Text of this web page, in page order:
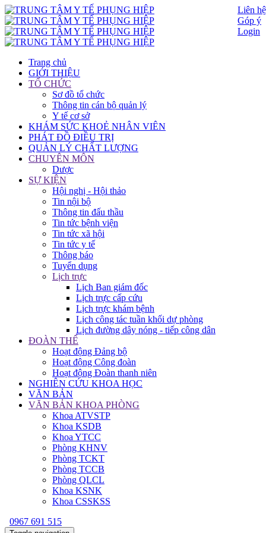
Liên hệ
Góp ý
Login
Trang chủ
GIỚI THIỆU
TỔ CHỨC
Sơ đồ tổ chức
Thông tin cán bộ quản lý
Y tế cơ sở
KHÁM SỨC KHOẺ NHÂN VIÊN
PHÁT ĐỒ ĐIỀU TRỊ
QUẢN LÝ CHẤT LƯỢNG
CHUYÊN MÔN
Dược
SỰ KIỆN
Hội nghị - Hội thảo
Tin nội bộ
Thông tin đấu thầu
Tin tức bệnh viện
Tin tức xã hội
Tin tức y tế
Thông báo
Tuyển dụng
Lịch trực
Lịch Ban giám đốc
Lịch trực cấp cứu
Lịch trực khám bệnh
Lịch công tác tuần khối dự phòng
Lịch đường dây nóng - tiếp công dân
ĐOÀN THỂ
Hoạt động Đảng bộ
Hoạt động Công đoàn
Hoạt động Đoàn thanh niên
NGHIÊN CỨU KHOA HỌC
VĂN BẢN
VĂN BẢN KHOA PHÒNG
Khoa ATVSTP
Khoa KSDB
Khoa YTCC
Phòng KHNV
Phòng TCKT
Phòng TCCB
Phòng QLCL
Khoa KSNK
Khoa CSSKSS
0967 691 515